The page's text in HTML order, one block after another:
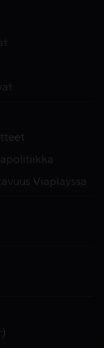
Viaplayssa